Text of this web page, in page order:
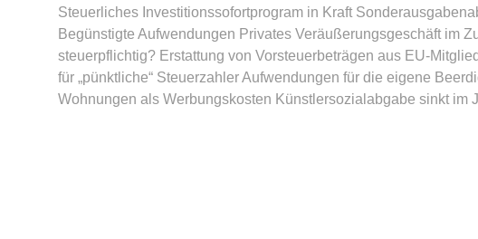
Steuerliches Investitionssofortprogram in Kraft
Begünstigte Aufwendungen Privates Veräußerungsgeschäft im
steuerpflichtig? Erstattung von Vorsteuerbeträgen aus EU-
für „pünktliche“ Steuerzahler Aufwendungen für die eigene
Wohnungen als Werbungskosten Künstlersozialabgabe sinkt im